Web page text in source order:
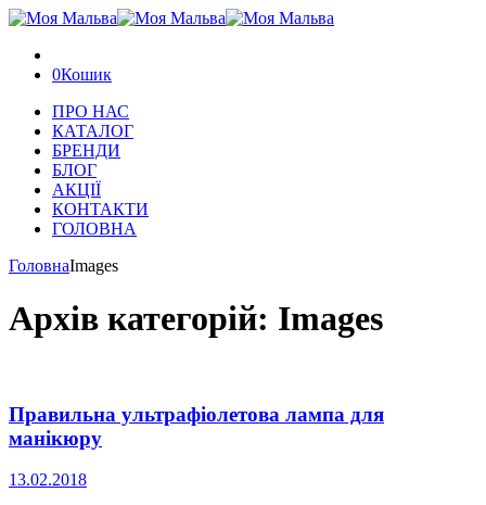
0Кошик
ПРО НАС
КАТАЛОГ
БРЕНДИ
БЛОГ
АКЦІЇ
КОНТАКТИ
ГОЛОВНА
ГоловнаImages
Архів категорій: Images
Правильна ультрафіолетова лампа для
манікюру
13.02.2018